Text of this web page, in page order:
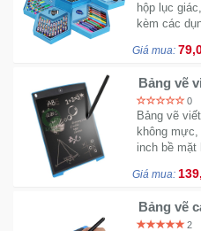
Khuyến
hộp lục
kèm các
Giá mua:
Bảng vẽ
minh màn
0
Bảng vẽ
không
inch bề
bóng, mịn...
Giá mua:
Bảng vẽ
TXA9662